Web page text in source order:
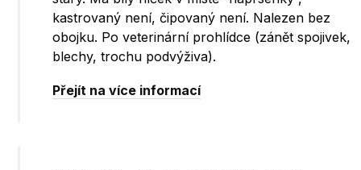
kastrovaný není, čipovaný není. Nalezen bez
obojku. Po veterinární prohlídce (zánět spojivek,
blechy, trochu podvýživa).
Přejít na více informací